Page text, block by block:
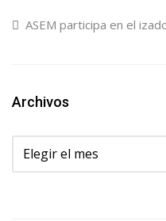
ASEM participa en el
Archivos
Archivos